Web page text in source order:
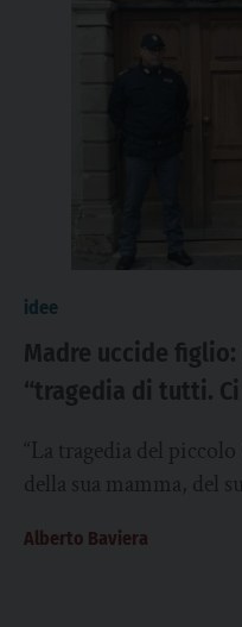
idee
Madre uccide
“tragedia di tutti.
“La tragedia del
della sua mamma, del
Alberto Baviera